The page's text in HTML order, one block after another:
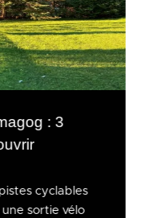
: 3
cyclables
sortie vélo